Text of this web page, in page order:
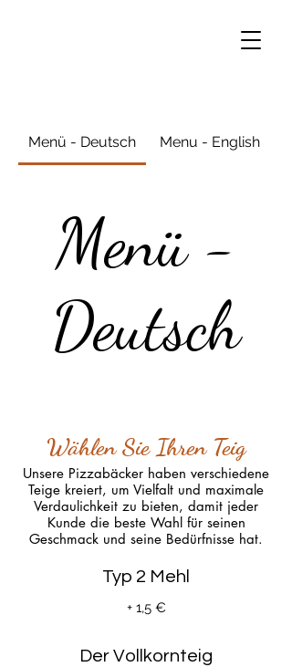
Menü - Deutsch Menu - English
Menü -
Deutsch
Wählen Sie Ihren Teig
Unsere Pizzabäcker haben verschiedene
Teige kreiert, um Vielfalt und maximale
Verdaulichkeit zu bieten, damit jeder
Kunde die beste Wahl für seinen
Geschmack und seine Bedürfnisse hat.
Typ 2 Mehl
+ 1,5 €
Der Vollkornteig